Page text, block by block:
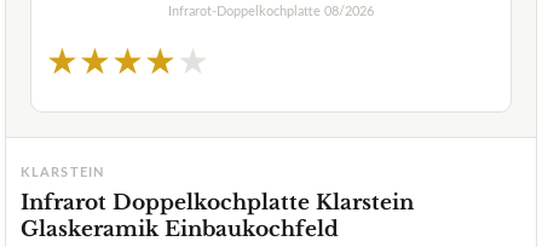
Infrarot-Doppelkochplatte 08/2026
★★★★★
KLARSTEIN
Infrarot Doppelkochplatte Klarstein
Glaskeramik Einbaukochfeld